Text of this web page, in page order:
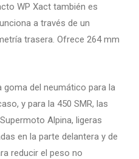
WP Xact también es
a través de un
trasera. Ofrece 264 mm
goma del neumático para la
y para la 450 SMR, las
Alpina, ligeras
en la parte delantera y de
reducir el peso no